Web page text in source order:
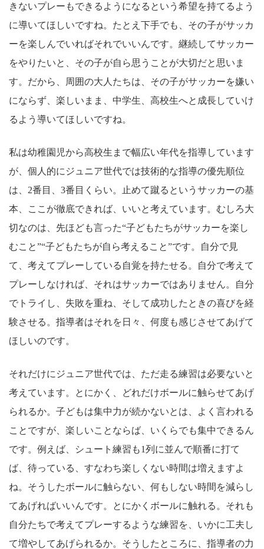
きないプレーもできるようになるという希望を持てるよう
に導いてほしいですね。たとえ下手でも、その子がサッカ
ーを楽しんでいればそれでいいんです。継続してサッカー
をやりたいと、その子が自ら思うことが大切だと思いま
す。だから、周囲の大人たちは、その子がサッカーを嫌い
にならず、楽しいまま、中学生、高校生へと成長していけ
るよう導いてほしいですね。
私は幼稚園児から高校生まで幅広い年代を指導しています
が、個人的にジュニア世代では技術的な指導の優先順位
は、2番目、3番目くらい。止めて蹴るというサッカーの基
本、ここが徹底できれば、いいと考えています。むしろ大
切なのは、先ほども言った“子どもたちがサッカーを楽し
むこと”“子どもたちが自ら考えること”です。自分で見
て、考えてプレーしている自覚を持たせる。自分で考えて
プレーしなければ、それはサッカーではありません。自分
でトライし、失敗を重ね、そして成功したときの喜びを経
験させる。指導者はそれを日々、何度も感じさせてあげて
ほしいのです。
それだけにジュニア世代では、ただ走る練習は必要ないと
考えています。とにかく、どれだけボールに触らせてあげ
られるか。子どもは集中力が続かないとは、よく言われる
ことですが、楽しいことならば、いくらでも集中できるん
です。例えば、シュート練習も1列に並んで順番に打て
ば、待っている、すなわち楽しくない時間は増えますよ
ね。そうしたボールに触らない、何もしない時間を減らし
てあげればいいんです。とにかくボールに触れる。それも
自分たちで考えてプレーするような練習を、いかに工夫し
て増やしてあげられるか。そうしたところに、指導者の力